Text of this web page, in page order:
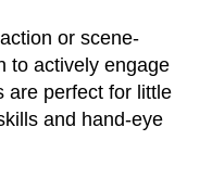
or scene-
to actively engage
are perfect for little
and hand-eye